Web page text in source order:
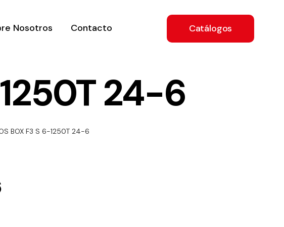
Iluminación
Nosotros Contacto Catálogos
24-6
BOX F3 S 6-1250T 24-6